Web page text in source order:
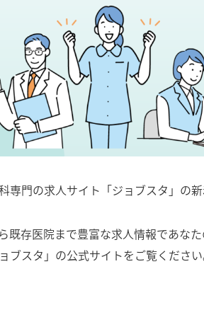
専門の求人サイト「ジョブスタ」の
既存医院まで豊富な求人情報であな
ブスタ」の公式サイトをご覧ください